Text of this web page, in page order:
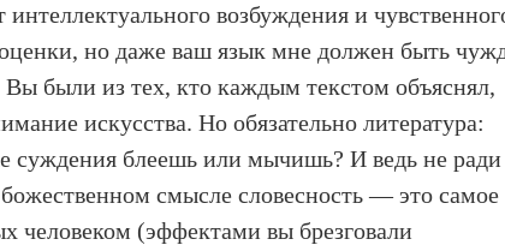
возбуждения и
но даже ваш язык мне должен быть
были из тех, кто каждым текстом объяснял,
искусства. Но обязательно литература:
суждения блеешь или мычишь? И ведь не ради
смысле словесность — это самое
человеком (эффектами вы брезговали